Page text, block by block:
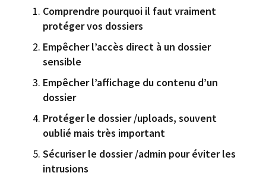
Comprendre pourquoi il faut vraiment
protéger vos dossiers
Empêcher l’accès direct à un dossier
sensible
Empêcher l’affichage du contenu d’un
dossier
Protéger le dossier /uploads, souvent
oublié mais très important
Sécuriser le dossier /admin pour éviter les
intrusions